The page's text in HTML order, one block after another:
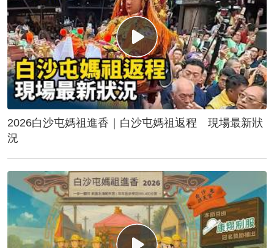
2026白沙屯媽祖進香｜白沙屯媽祖返程 現場最新狀
況